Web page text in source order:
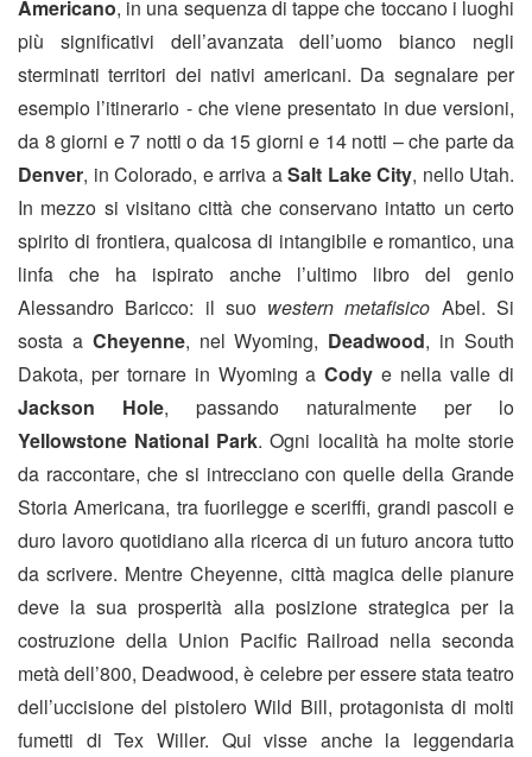
Americano, in una sequenza di tappe che toccano i luoghi
più significativi dell’avanzata dell’uomo bianco negli
sterminati territori dei nativi americani. Da segnalare per
esempio l’itinerario - che viene presentato in due versioni,
da 8 giorni e 7 notti o da 15 giorni e 14 notti – che parte da
Denver, in Colorado, e arriva aSalt Lake City, nello Utah.
In mezzo si visitano città che conservano intatto un certo
spirito di frontiera, qualcosa di intangibile e romantico, una
linfa che ha ispirato anche l’ultimo libro del genio
Alessandro Baricco: il suo western metafisico Abel. Si
sosta a Cheyenne, nel Wyoming, Deadwood, in South
Dakota, per tornare in Wyoming a Cody e nella valle di
Jackson Hole, passando naturalmente per lo
Yellowstone National Park. Ogni località ha molte storie
da raccontare, che si intrecciano con quelle della Grande
Storia Americana, tra fuorilegge e sceriffi, grandi pascoli e
duro lavoro quotidiano alla ricerca di un futuro ancora tutto
da scrivere. Mentre Cheyenne, città magica delle pianure
deve la sua prosperità alla posizione strategica per la
costruzione della Union Pacific Railroad nella seconda
metà dell’800, Deadwood, è celebre per essere stata teatro
dell’uccisione del pistolero Wild Bill, protagonista di molti
fumetti di Tex Willer. Qui visse anche la leggendaria